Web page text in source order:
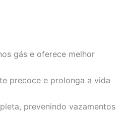
gás e oferece melhor
precoce e prolonga a vida
prevenindo vazamentos